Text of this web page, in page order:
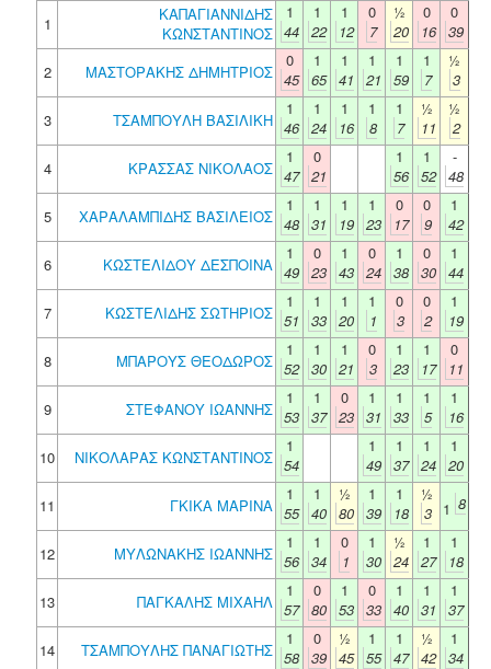
1
ΚΑΠΑΓΙΑΝΝΙΔΗΣ
ΚΩΝΣΤΑΝΤΙΝΟΣ
1
44
1
22
1
12
0
7
½
20
0
16
0
39
2
ΜΑΣΤΟΡΑΚΗΣ ΔΗΜΗΤΡΙΟΣ
0
45
1
65
1
41
1
21
1
59
1
7
½
3
3
ΤΣΑΜΠΟΥΛΗ ΒΑΣΙΛΙΚΗ
1
46
1
24
1
16
1
8
1
7
½
11
½
2
4
ΚΡΑΣΣΑΣ ΝΙΚΟΛΑΟΣ
1
47
0
21
1
56
1
52
-
48
5
ΧΑΡΑΛΑΜΠΙΔΗΣ ΒΑΣΙΛΕΙΟΣ
1
48
1
31
1
19
1
23
0
17
0
9
1
42
6
ΚΩΣΤΕΛΙΔΟΥ ΔΕΣΠΟΙΝΑ
1
49
0
23
1
43
0
24
1
38
0
30
1
44
7
ΚΩΣΤΕΛΙΔΗΣ ΣΩΤΗΡΙΟΣ
1
51
1
33
1
20
1
1
0
3
0
2
1
19
8
ΜΠΑΡΟΥΣ ΘΕΟΔΩΡΟΣ
1
52
1
30
1
21
0
3
1
23
1
17
0
11
9
ΣΤΕΦΑΝΟΥ ΙΩΑΝΝΗΣ
1
53
1
37
0
23
1
31
1
33
1
5
1
16
10
ΝΙΚΟΛΑΡΑΣ ΚΩΝΣΤΑΝΤΙΝΟΣ
1
54
1
49
1
37
1
24
1
20
11
ΓΚΙΚΑ ΜΑΡΙΝΑ
1
55
1
40
½
80
1
39
1
18
½
3 1 8
12 ΜΥΛΩΝΑΚΗΣ ΙΩΑΝΝΗΣ
1
56
1
34
0
1
1
30
½
24
1
27
1
18
13
ΠΑΓΚΑΛΗΣ ΜΙΧΑΗΛ
1
57
0
80
1
53
0
33
1
40
1
31
1
37
14
ΤΣΑΜΠΟΥΛΗΣ ΠΑΝΑΓΙΩΤΗΣ
1
58
0
39
½
45
1
55
1
47
½
42
1
34